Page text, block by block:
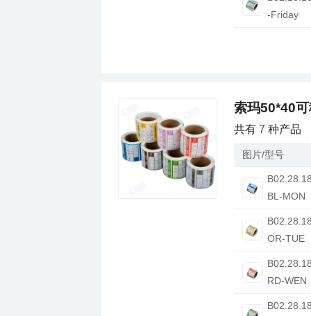
-Friday
索玛50*40
共有7 种产品
图片/型号
BL-MON
OR-TUE
RD-WEN